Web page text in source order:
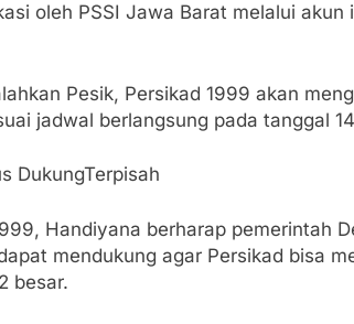
oleh PSSI Jawa Barat melalui
Pesik, Persikad 1999 akan
jadwal berlangsung pada tanggal
DukungTerpisah
Handiyana berharap pemerintah
mendukung agar Persikad bisa
besar.